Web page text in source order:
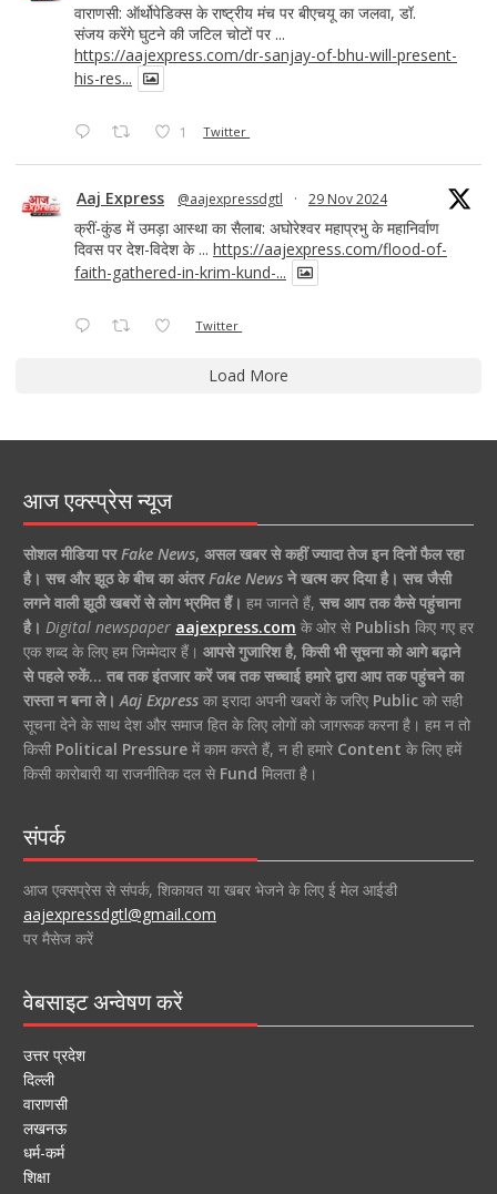
वाराणसी: ऑर्थोपेडिक्स के राष्ट्रीय मंच पर बीएचयू का जलवा, डॉ.
संजय करेंगे घुटने की जटिल चोटों पर ...
https://aajexpress.com/dr-sanjay-of-bhu-will-present-
his-res...
1 Twitter
Aaj Express @aajexpressdgtl · 29 Nov 2024
क्रीं-कुंड में उमड़ा आस्था का सैलाब: अघोरेश्वर महाप्रभु के महानिर्वाण
दिवस पर देश-विदेश के ... https://aajexpress.com/flood-of-
faith-gathered-in-krim-kund-...
Twitter
Load More
आज एक्स्प्रेस न्यूज
सोशल मीडिया परFake News, असल खबर से कहीं ज्यादा तेज इन दिनों फैल रहा
है। सच और झूठ के बीच का अंतरFake Newsने खत्म कर दिया है। सच जैसी
लगने वाली झूठी खबरों से लोग भ्रमित हैं। हम जानते हैं, सच आप तक कैसे पहुंचाना
है। Digital newspaper aajexpress.com के ओर से Publish किए गए हर
एक शब्द के लिए हम जिम्मेदार हैं। आपसे गुजारिश है, किसी भी सूचना को आगे बढ़ाने
से पहले रुकें… तब तक इंतजार करें जब तक सच्चाई हमारे द्वारा आप तक पहुंचने का
रास्ता न बना ले। Aaj Expressका इरादा अपनी खबरों के जरिए Publicको सही
सूचना देने के साथ देश और समाज हित के लिए लोगों को जागरूक करना है। हम न तो
किसी Political Pressureमें काम करते हैं, न ही हमारे Content के लिए हमें
किसी कारोबारी या राजनीतिक दल से Fund मिलता है।
संपर्क
आज एक्सप्रेस से संपर्क, शिकायत या खबर भेजने के लिए ई मेल आईडी
aajexpressdgtl@gmail.com
पर मैसेज करें
वेबसाइट अन्वेषण करें
उत्तर प्रदेश
दिल्ली
वाराणसी
लखनऊ
धर्म-कर्म
शिक्षा